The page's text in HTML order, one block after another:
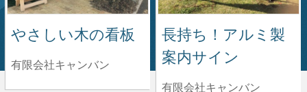
やさしい木の看板
有限会社キャンバン
長持ち！アルミ製
案内サイン
有限会社キャンバン